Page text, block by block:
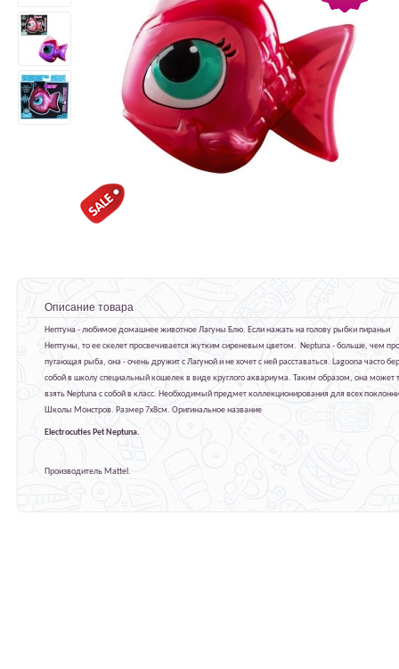
Описание товара
Нептуна - любимое домашнее животное Лагуны Блю. Если нажать на голову рыбки пираньи
Нептуны, то ее скелет просвечивается жутким сиреневым цветом. Neptuna - больше, чем
пугающая рыба, она - очень дружит с Лагуной и не хочет с ней расставаться. Lagoona часто
собой в школу специальный кошелек в виде круглого аквариума. Таким образом, она может
взять Neptuna с собой в класс. Необходимый предмет коллекционирования для всех
Школы Монстров. Размер 7х8см. Оригинальное название
Electrocuties Pet Neptuna.
Производитель Mattel.